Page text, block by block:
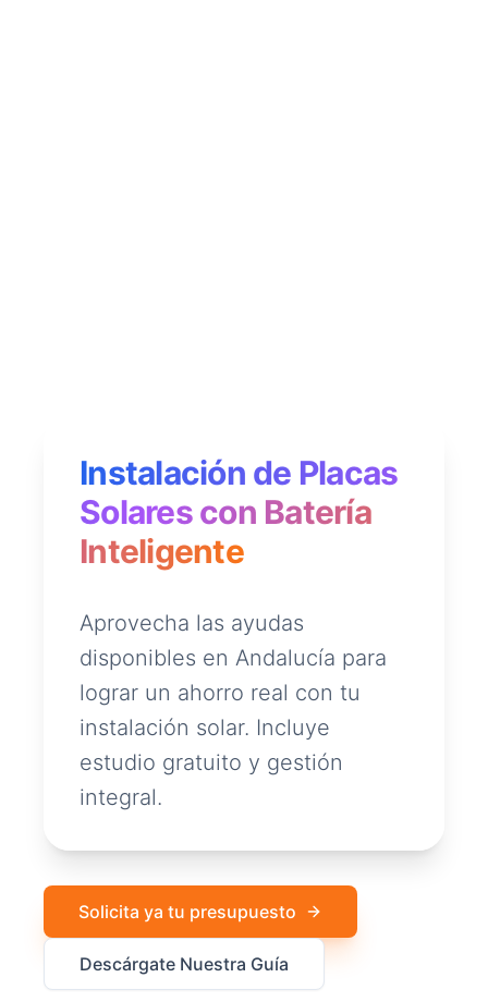
Instalación de Placas
Solares con Batería
Inteligente
Aprovecha las ayudas
disponibles en Andalucía para
lograr un ahorro real con tu
instalación solar. Incluye
estudio gratuito y gestión
integral.
Solicita ya tu presupuesto
Descárgate Nuestra Guía